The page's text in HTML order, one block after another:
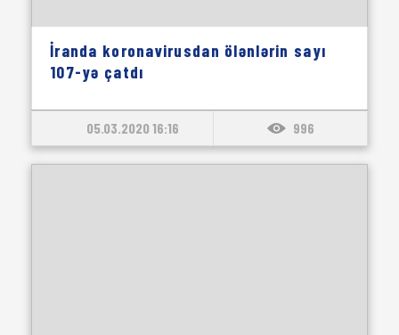
İranda koronavirusdan ölənlərin sayı
107-yə çatdı
05.03.2020 16:16 996